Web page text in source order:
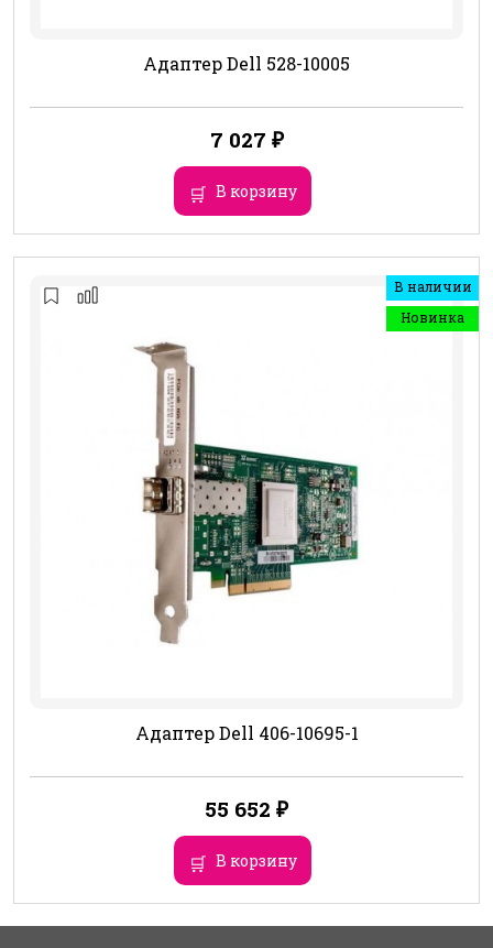
Адаптер Dell 528-10005
7 027 ₽
В корзину
В наличии
Новинка
Адаптер Dell 406-10695-1
55 652 ₽
В корзину